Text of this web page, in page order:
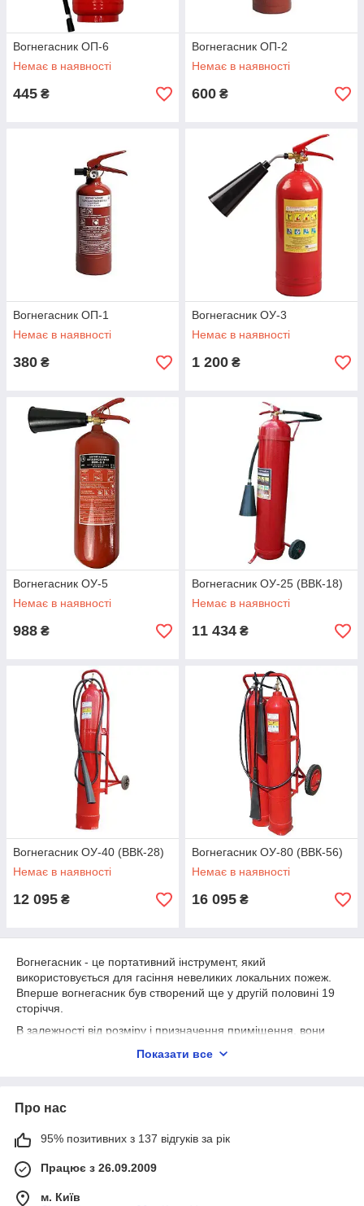
Вогнегасник ОП-6
Немає в наявності
445 ₴
Вогнегасник ОП-2
Немає в наявності
600 ₴
Вогнегасник ОП-1
Немає в наявності
380 ₴
Вогнегасник ОУ-3
Немає в наявності
1 200 ₴
Вогнегасник ОУ-5
Немає в наявності
988 ₴
Вогнегасник ОУ-25 (ВВК-18)
Немає в наявності
11 434 ₴
Вогнегасник ОУ-40 (ВВК-28)
Немає в наявності
12 095 ₴
Вогнегасник ОУ-80 (ВВК-56)
Немає в наявності
16 095 ₴
Вогнегасник - це портативний інструмент, який
використовується для гасіння невеликих локальних пожеж.
Вперше вогнегасник був створений ще у другій половині 19
сторіччя.
В залежності від розміру і призначення приміщення, вони
вогнегасниками. Як правило вогнегасник являє собою балон
виходити речовина, яка здатна загасити полум'я.
всі виробничі цехи, склади, офісні та адміністративні
приміщення, що рекомендується так само обладнати
вогнегасниками та вантажні і легкові автомобілі.
Типи вогнегасників по мобільності:
Показати все
Про нас
95% позитивних з 137 відгуків за рік
Працює з 26.09.2009
м. Київ